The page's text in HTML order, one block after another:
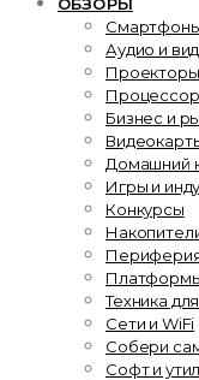
Смартфоны
Аудио и
Бизнес и
Домашний
Игры и
Конкурсы
Техника
Сети и WiFi
Собери
Софт и